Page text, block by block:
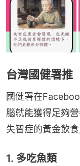
台灣國健署推
國健署在
腦就能獲得足夠
失智症的黃金飲
1. 多吃魚類